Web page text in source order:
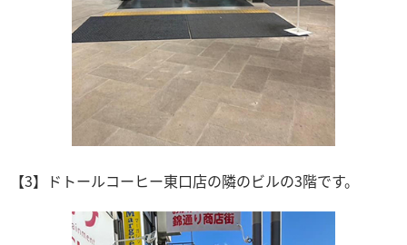
【3】ドトールコーヒー東口店の隣のビルの3階です。